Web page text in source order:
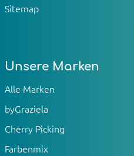
Sitemap
Unsere Marken
Alle Marken
byGraziela
Cherry Picking
Farbenmix